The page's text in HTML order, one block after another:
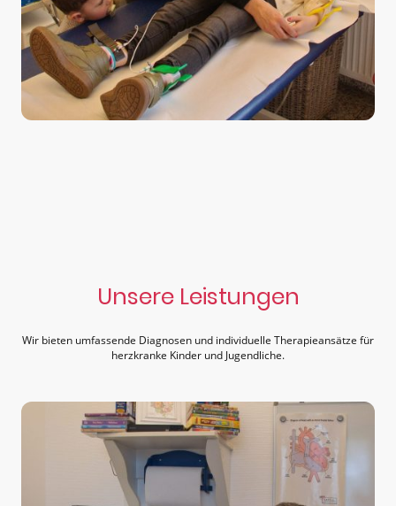
Unsere Leistungen
Wir bieten umfassende Diagnosen und individuelle Therapieansätze für
herzkranke Kinder und Jugendliche.